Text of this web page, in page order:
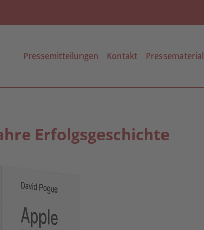
Pressemitteilungen Kontakt Pressematerial
Erfolgsgeschichte